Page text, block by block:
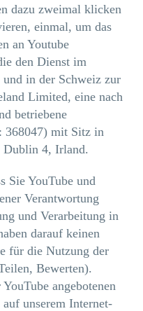
dazu zweimal klicken
einmal, um das
an Youtube
den Dienst im
in der Schweiz zur
Limited, eine nach
betriebene
368047) mit Sitz in
Dublin 4, Irland.
Sie YouTube und
Verantwortung
und Verarbeitung in
darauf keinen
für die Nutzung der
Bewerten).
angebotenen
unserem Internet-